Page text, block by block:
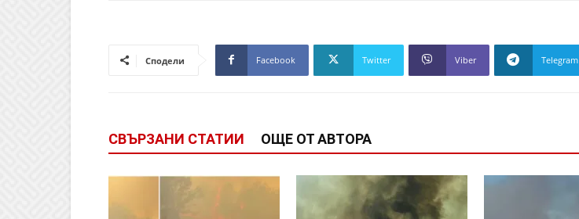
Сподели Facebook Twitter Viber Telegram
СВЪРЗАНИ СТАТИИ ОЩЕ ОТ АВТОРА